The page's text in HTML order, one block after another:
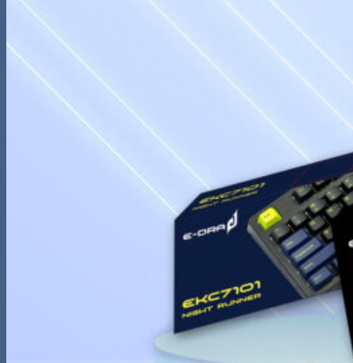
Giỏ hàng
Chưa có sản phẩm trong giỏ hàng.